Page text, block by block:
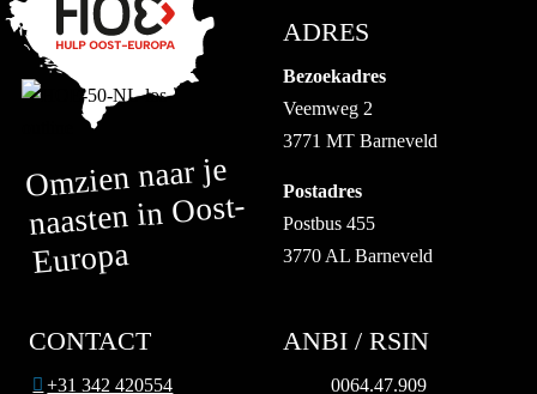
Omzien naar je
naasten in Oost-
Europa
ADRES
Bezoekadres
Veemweg 2
3771 MT Barneveld
Postadres
Postbus 455
3770 AL Barneveld
CONTACT
+31 342 420554
ANBI / RSIN
0064.47.909